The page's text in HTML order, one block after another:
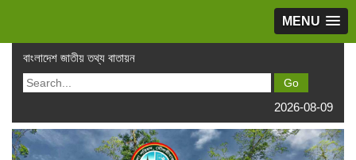
MENU
বাংলাদেশ জাতীয় তথ্য বাতায়ন
2026-08-09